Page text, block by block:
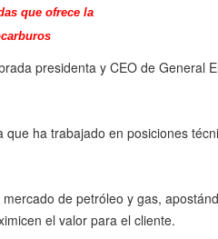
que ofrece la
presidenta y CEO de General
ha trabajado en posiciones
de petróleo y gas,
el valor para el cliente.